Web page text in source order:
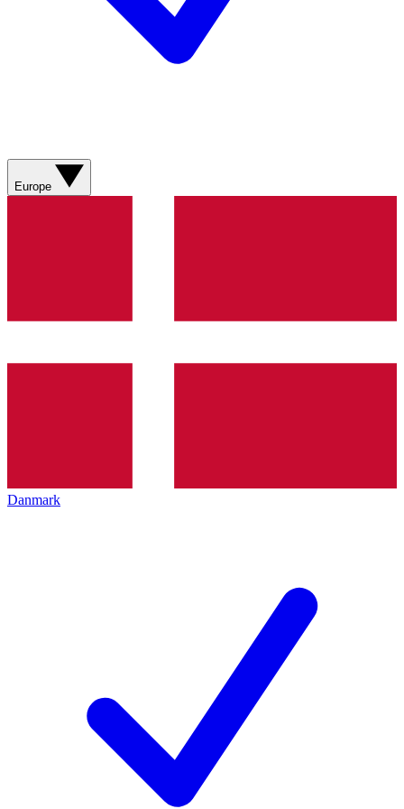
Europe
Danmark